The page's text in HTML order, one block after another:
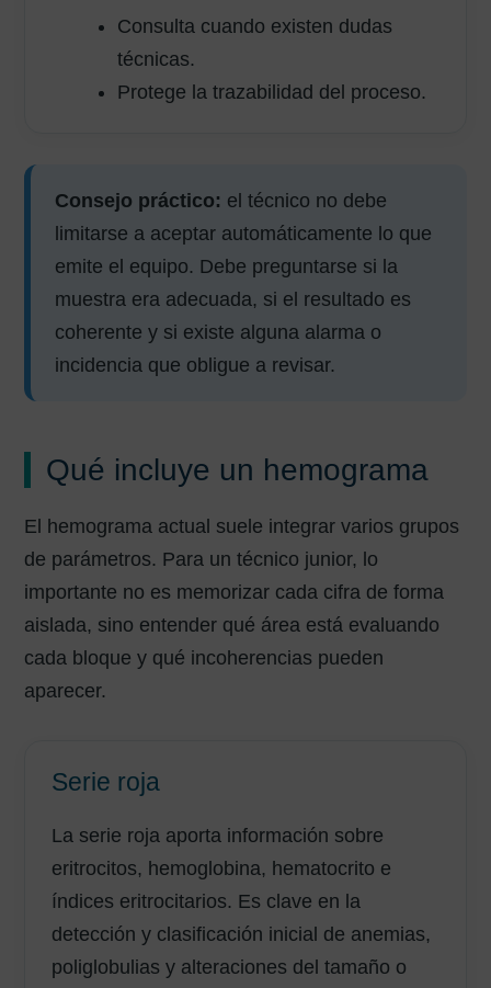
Consulta cuando existen dudas
técnicas.
Protege la trazabilidad del proceso.
Consejo práctico: el técnico no debe
limitarse a aceptar automáticamente lo que
emite el equipo. Debe preguntarse si la
muestra era adecuada, si el resultado es
coherente y si existe alguna alarma o
incidencia que obligue a revisar.
Qué incluye un hemograma
El hemograma actual suele integrar varios grupos
de parámetros. Para un técnico junior, lo
importante no es memorizar cada cifra de forma
aislada, sino entender qué área está evaluando
cada bloque y qué incoherencias pueden
aparecer.
Serie roja
La serie roja aporta información sobre
eritrocitos, hemoglobina, hematocrito e
índices eritrocitarios. Es clave en la
detección y clasificación inicial de anemias,
poliglobulias y alteraciones del tamaño o